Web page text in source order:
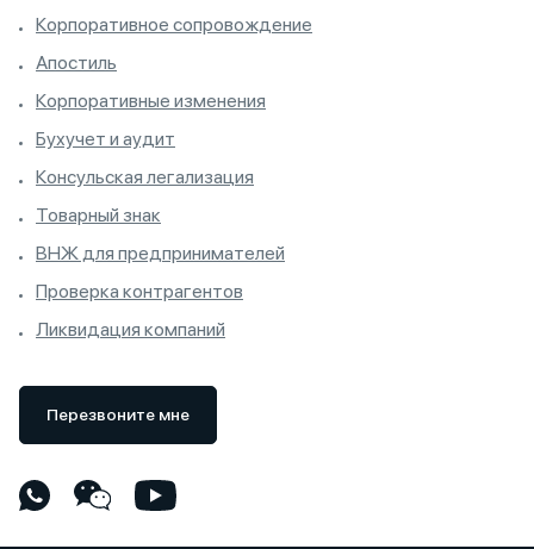
Корпоративное сопровождение
Апостиль
Корпоративные изменения
Бухучет и аудит
Консульская легализация
Товарный знак
ВНЖ для предпринимателей
Проверка контрагентов
Ликвидация компаний
Перезвоните мне